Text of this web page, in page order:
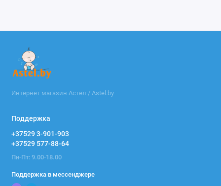
Интернет магазин Астел / Astel.by
Поддержка
+37529 3-901-903
+37529 577-88-64
Пн-Пт: 9.00-18.00
Поддержка в мессенджере